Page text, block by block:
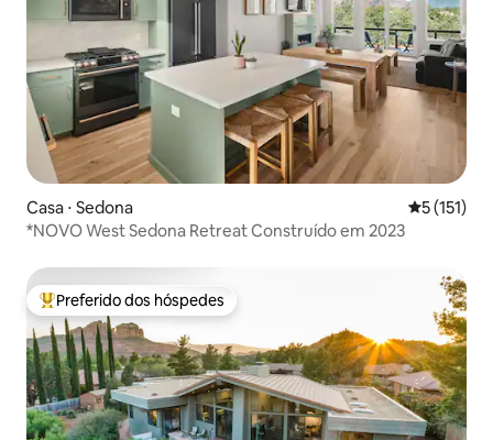
Casa ⋅ Sedona 5 de uma
5 (151)
*NOVO West Sedona Retreat Construído em 2023
Entre os melhores preferidos dos hóspedes
Preferido dos hóspedes